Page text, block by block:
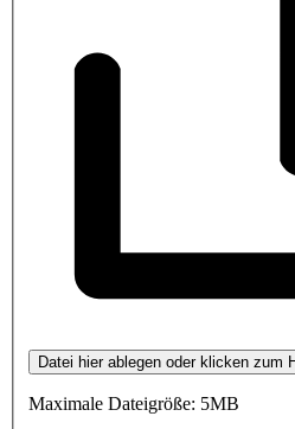
Datei hier ablegen oder klicken zum
Maximale Dateigröße: 5MB